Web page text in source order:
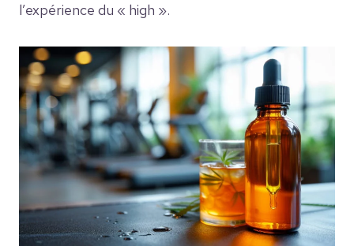
l’expérience du « high ».